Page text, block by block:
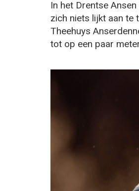
In het Drentse
zich niets lijkt aan te
Theehuys
tot op een paar